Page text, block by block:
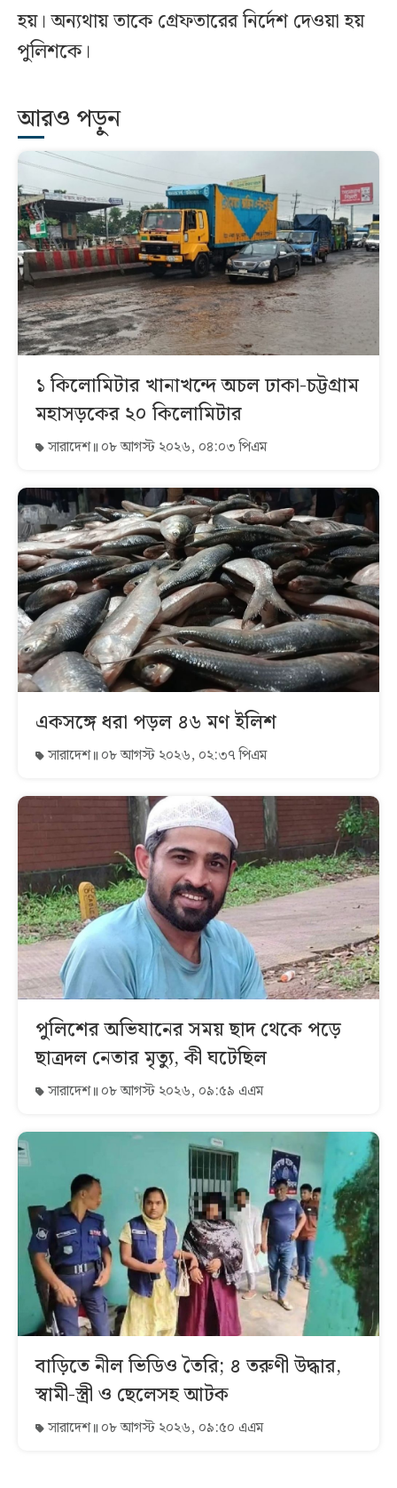
হয়। অন্যথায় তাকে গ্রেফতারের নির্দেশ দেওয়া হয়
পুলিশকে।
আরও পড়ুন
১ কিলোমিটার খানাখন্দে অচল ঢাকা-চট্টগ্রাম
মহাসড়কের ২০ কিলোমিটার
সারাদেশ ০৮ আগস্ট ২০২৬, ০৪:০৩ পিএম
একসঙ্গে ধরা পড়ল ৪৬ মণ ইলিশ
সারাদেশ ০৮ আগস্ট ২০২৬, ০২:৩৭ পিএম
পুলিশের অভিযানের সময় ছাদ থেকে পড়ে
ছাত্রদল নেতার মৃত্যু, কী ঘটেছিল
সারাদেশ ০৮ আগস্ট ২০২৬, ০৯:৫৯ এএম
বাড়িতে নীল ভিডিও তৈরি; ৪ তরুণী উদ্ধার,
স্বামী-স্ত্রী ও ছেলেসহ আটক
সারাদেশ ০৮ আগস্ট ২০২৬, ০৯:৫০ এএম